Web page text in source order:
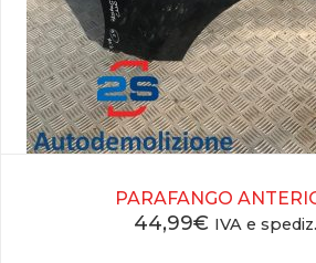
PARAFANGO
44,99€ IVA e